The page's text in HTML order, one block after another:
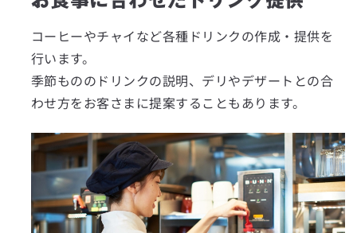
コーヒーやチャイなど各種ドリンクの作成・提供を
行います。
季節もののドリンクの説明、デリやデザートとの合
わせ方をお客さまに提案することもあります。